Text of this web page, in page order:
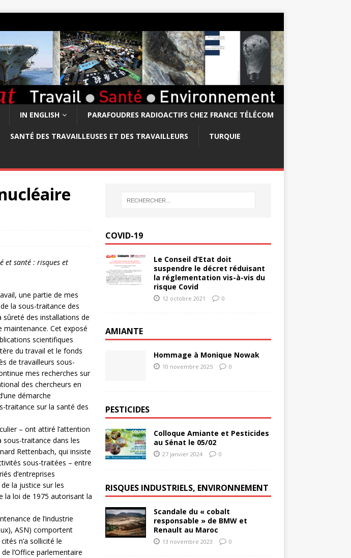
IN ENGLISH PARAFOUDRES RADIOACTIFS CHEZ FRANCE TÉLÉCOM
SANTÉ DES TRAVAILLEUSES ET DES TRAVAILLEURS TURQUIE
et santé : risques et
une partie de mes
la sous-traitance des
des installations de
maintenance. Cet exposé
scientifiques
du travail et le fonds
de travailleurs sous-
mes recherches sur
des chercheurs en
démarche
traitance sur la santé des
– ont attiré l’attention
sous-traitance dans les
Rettenbach, qui insiste
sous-traitées – entre
d’entreprises
la justice sur les
la loi de 1975 autorisant la
de l’industrie
ASN) comportent
n’a sollicité le
l’Office parlementaire
COVID-19
Le Conseil d’Etat doit
suspendre le décret réduisant
la réglementation vis-à-vis du
risque Covid
12 octobre 2021 0
AMIANTE
Hommage à Monique Nowak
10 novembre 2025 0
PESTICIDES
Colloque Amiante et Pesticides
au Sénat le 05/02
27 janvier 2024 0
RISQUES INDUSTRIELS, ENVIRONNEMENT
Scandale du « cobalt
responsable » de BMW et
Renault au Maroc
13 novembre 2023 0